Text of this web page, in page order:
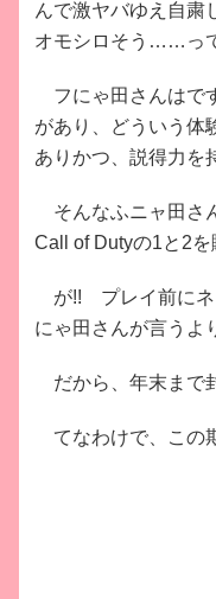
んで激ヤバゆえ自粛
オモシロそう……っ
フにゃ田さんはで
があり、どういう体
ありかつ、説得力を
そんなふニャ田さ
Call of Dutyの1と2を
が!! プレイ前にネ
にゃ田さんが言うよ
だから、年末まで
てなわけで、この